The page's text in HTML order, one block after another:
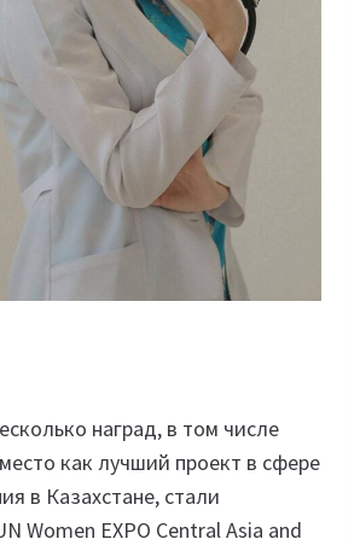
наград, в том числе
как лучший проект в сфере
в Казахстане, стали
Women EXPO Central Asia and